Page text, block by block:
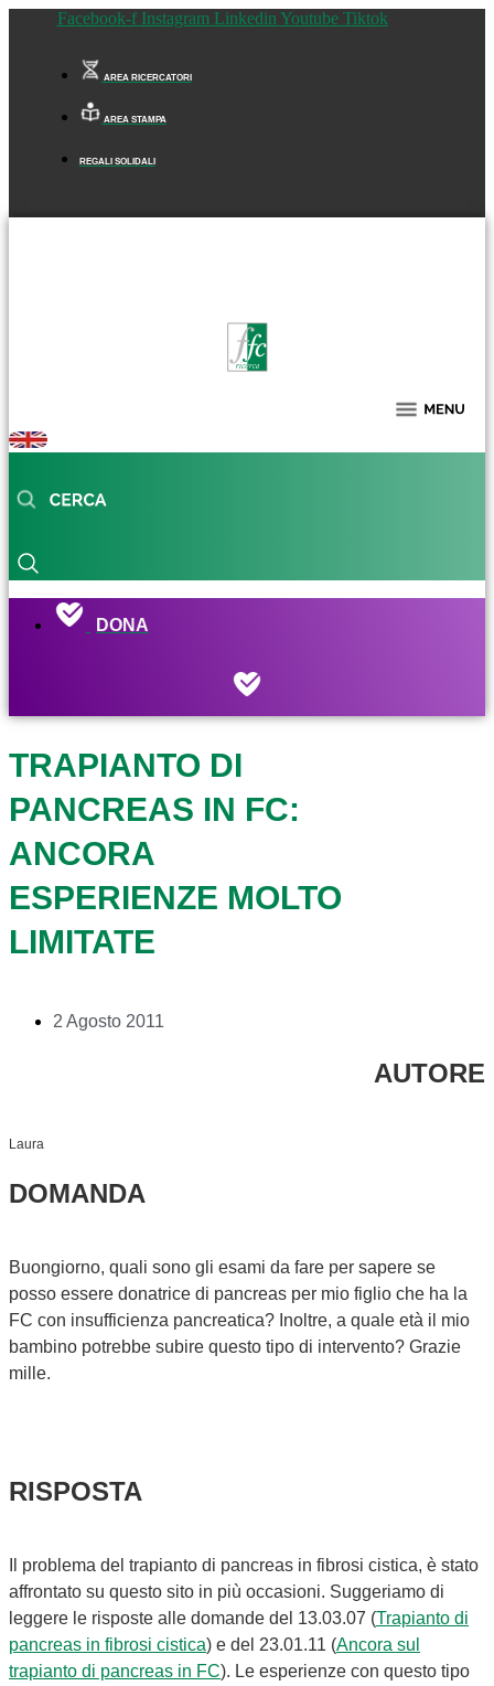
Facebook-f Instagram Linkedin Youtube Tiktok
AREA RICERCATORI
AREA STAMPA
REGALI SOLIDALI
DONA
TRAPIANTO DI
PANCREAS IN FC:
ANCORA
ESPERIENZE MOLTO
LIMITATE
2 Agosto 2011
AUTORE
Laura
DOMANDA
Buongiorno, quali sono gli esami da fare per sapere se
posso essere donatrice di pancreas per mio figlio che ha la
FC con insufficienza pancreatica? Inoltre, a quale età il mio
bambino potrebbe subire questo tipo di intervento? Grazie
mille.
RISPOSTA
Il problema del trapianto di pancreas in fibrosi cistica, è stato
affrontato su questo sito in più occasioni. Suggeriamo di
leggere le risposte alle domande del 13.03.07 (Trapianto di
pancreas in fibrosi cistica) e del 23.01.11 (Ancora sul
trapianto di pancreas in FC). Le esperienze con questo tipo